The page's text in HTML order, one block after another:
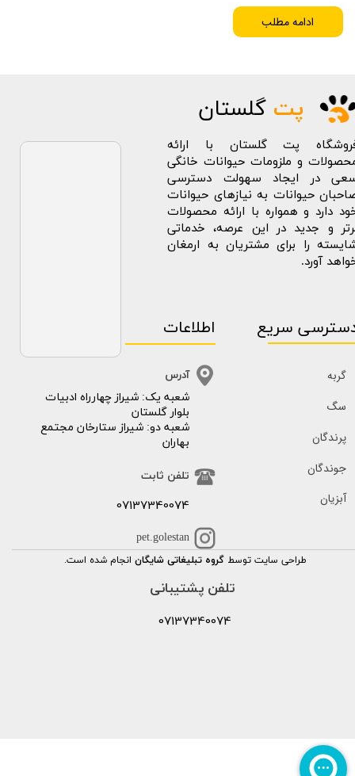
ادامه مطلب
پت گلستان
پت گلستان با ارائه
و ملزومات حیوانات خانگی
در ایجاد سهولت دسترسی
حیوانات به نیازهای حیوانات
دارد و همواره با ارائه محصولات
و جدید در این عرصه، خدماتی
را برای مشتریان به ارمغان
آورد.
سریع
گربه
سگ
پرندگان
جوندگان
آبزیان
​​شعبه یک: شیراز چهارراه ادبیات
بلوار گلستان
شعبه دو: شیراز ستارخان مجتمع
بهاران
اطلاعات
آدرس
تلفن ثابت
07137340074
pet.golestan
طراحی سایت توسط گروه تبلیغاتی شایگان انجام شده است.
تلفن پشتیبانی
07137340074